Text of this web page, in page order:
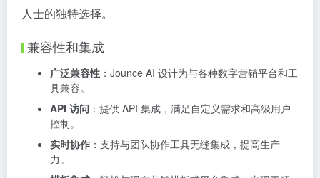
人士的独特选择。
兼容性和集成
广泛兼容性 ：Jounce AI 设计为与各种数字营销平台和工
具兼容。
API 访问 ：提供 API 集成，满足自定义需求和高级用户
控制。
实时协作 ：支持与团队协作工具无缝集成，提高生产
力。